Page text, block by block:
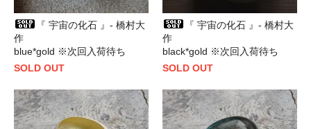
『 宇宙の化石 』- 橋村大
作
blue*gold ※次回入荷待ち
SOLD OUT
『 宇宙の化石 』- 橋村大
作
black*gold ※次回入荷待ち
SOLD OUT